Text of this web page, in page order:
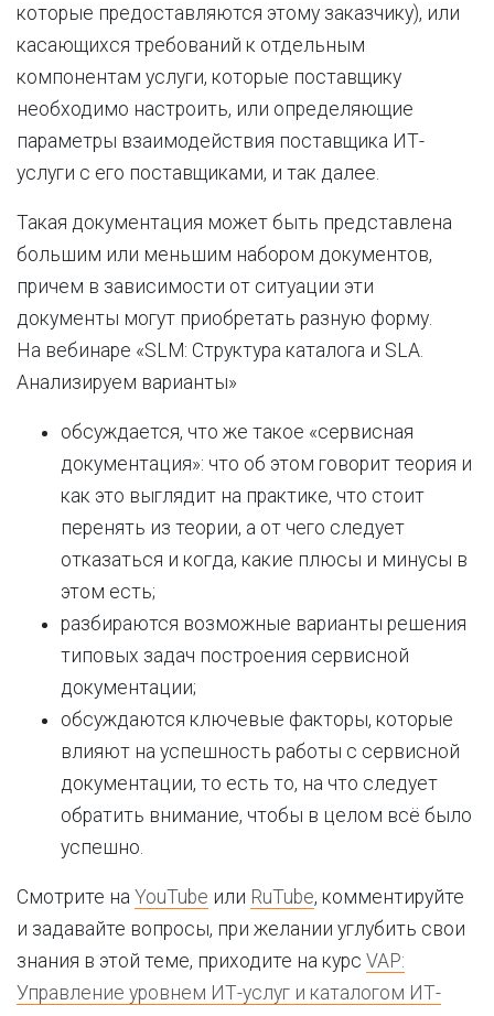
которые предоставляются этому заказчику), или
касающихся требований к отдельным
компонентам услуги, которые поставщику
необходимо настроить, или определяющие
параметры взаимодействия поставщика ИТ-
услуги с его поставщиками, и так далее.
Такая документация может быть представлена
большим или меньшим набором документов,
причем в зависимости от ситуации эти
документы могут приобретать разную форму.
На вебинаре «SLM: Структура каталога и SLA.
Анализируем варианты»
обсуждается, что же такое «сервисная
документация»: что об этом говорит теория и
как это выглядит на практике, что стоит
перенять из теории, а от чего следует
отказаться и когда, какие плюсы и минусы в
этом есть;
разбираются возможные варианты решения
типовых задач построения сервисной
документации;
обсуждаются ключевые факторы, которые
влияют на успешность работы с сервисной
документации, то есть то, на что следует
обратить внимание, чтобы в целом всё было
успешно.
Смотрите на YouTube или RuTube, комментируйте
и задавайте вопросы, при желании углубить свои
знания в этой теме, приходите на курс VAP:
Управление уровнем ИТ-услуг и каталогом ИТ-